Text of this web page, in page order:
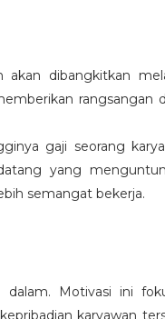
akan dibangkitkan
rangsangan
gaji seorang
yang
semangat bekerja.
Motivasi ini
karyawan